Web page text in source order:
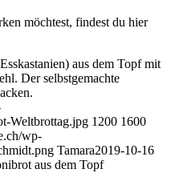
möchtest, findest du hier
Weltbrottag.jpg 1200 1600
wp-
Tamara2019-10-16
aus dem Topf